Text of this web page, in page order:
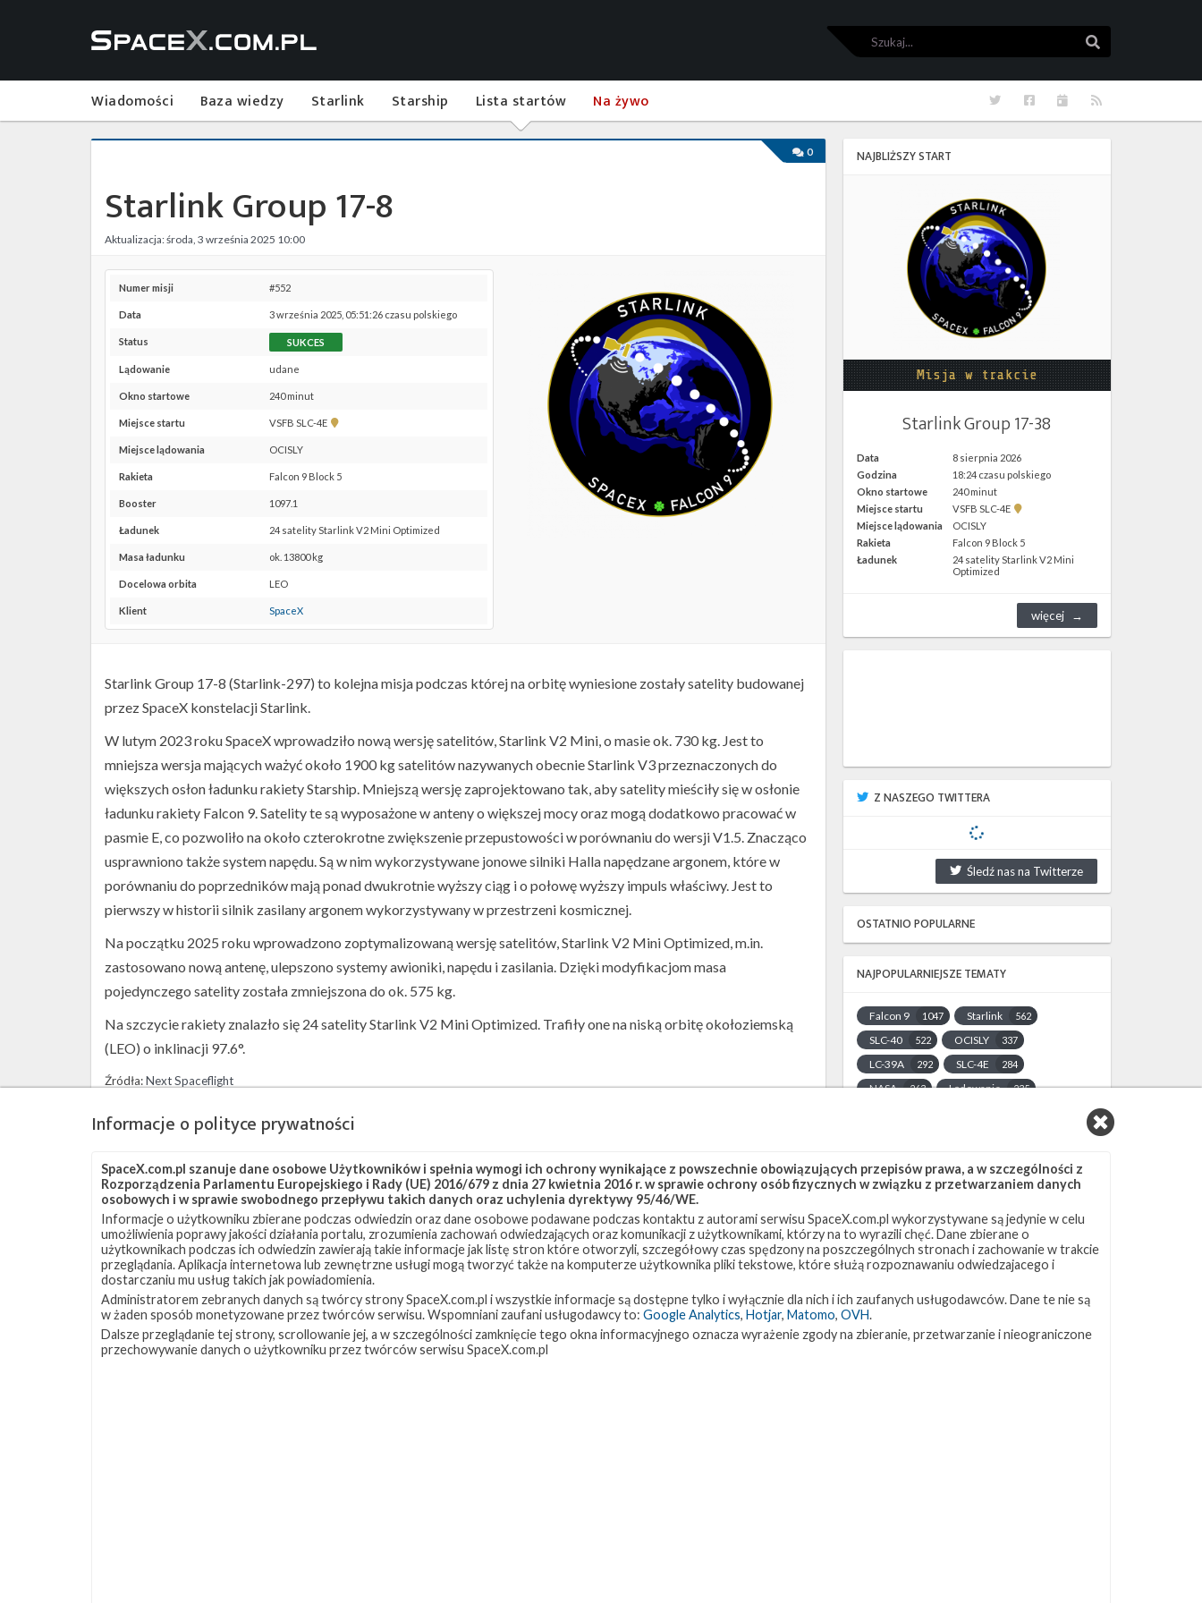
Szukaj
Wiadomości Baza wiedzy Starlink Starship Lista startów Na żywo RSS
Kalendarze
Facebook
Twitter
0
Starlink Group 17-8
Aktualizacja: środa, 3 września 2025 10:00
Numer misji #552
Data 3 września 2025, 05:51:26 czasu polskiego
Status SUKCES
Lądowanie udane
Okno startowe 240 minut
Miejsce startu VSFB SLC-4E
Pokaż
SLC-
Maps
Miejsce lądowania OCISLY
Rakieta Falcon 9 Block 5
Booster 1097.1
Ładunek 24 satelity Starlink V2 Mini Optimized
Masa ładunku ok. 13800 kg
Docelowa orbita LEO
Klient SpaceX
Starlink Group 17-8 (Starlink-297) to kolejna misja podczas której na orbitę wyniesione zostały satelity budowanej
przez SpaceX konstelacji Starlink.
W lutym 2023 roku SpaceX wprowadziło nową wersję satelitów, Starlink V2 Mini, o masie ok. 730 kg. Jest to
mniejsza wersja mających ważyć około 1900 kg satelitów nazywanych obecnie Starlink V3 przeznaczonych do
większych osłon ładunku rakiety Starship. Mniejszą wersję zaprojektowano tak, aby satelity mieściły się w osłonie
ładunku rakiety Falcon 9. Satelity te są wyposażone w anteny o większej mocy oraz mogą dodatkowo pracować w
pasmie E, co pozwoliło na około czterokrotne zwiększenie przepustowości w porównaniu do wersji V1.5. Znacząco
usprawniono także system napędu. Są w nim wykorzystywane jonowe silniki Halla napędzane argonem, które w
porównaniu do poprzedników mają ponad dwukrotnie wyższy ciąg i o połowę wyższy impuls właściwy. Jest to
pierwszy w historii silnik zasilany argonem wykorzystywany w przestrzeni kosmicznej.
Na początku 2025 roku wprowadzono zoptymalizowaną wersję satelitów, Starlink V2 Mini Optimized, m.in.
zastosowano nową antenę, ulepszono systemy awioniki, napędu i zasilania. Dzięki modyfikacjom masa
pojedynczego satelity została zmniejszona do ok. 575 kg.
Na szczycie rakiety znalazło się 24 satelity Starlink V2 Mini Optimized. Trafiły one na niską orbitę okołoziemską
(LEO) o inklinacji 97.6°.
Źródła:Next Spaceflight
Szukaj po tematach
NAJBLIŻSZY START
Misja w trakcie
Starlink Group 17-38
Data
8 sierpnia 2026
Godzina
18:24 czasu polskiego
Okno startowe
240 minut
Miejsce startu
VSFB SLC-4E
Pokaż
SLC-
4E w
Google
Miejsce lądowania
OCISLY
Rakieta
Falcon 9 Block 5
Ładunek
24 satelity Starlink V2 Mini
Optimized
więcej
Z NASZEGO TWITTERA
Śledź nas na Twitterze
OSTATNIO POPULARNE
NAJPOPULARNIEJSZE TEMATY
Falcon 9 1047 Starlink 562
SLC-40 522 OCISLY 337
LC-39A 292 SLC-4E 284
NASA 263 Lądowanie 235
Loty załogowe 95 ISS 93
ZAPRZYJAŹNIONE STRONY
Jak będzie w rakiecie? (grupa FB)
To Jakiś Kosmos!
Informacje o polityce prywatności
SpaceX.com.pl szanuje dane osobowe Użytkowników i spełnia wymogi ich ochrony wynikające z powszechnie obowiązujących przepisów prawa, a w szczególności z
Rozporządzenia Parlamentu Europejskiego i Rady (UE) 2016/679 z dnia 27 kwietnia 2016 r. w sprawie ochrony osób fizycznych w związku z przetwarzaniem danych
osobowych i w sprawie swobodnego przepływu takich danych oraz uchylenia dyrektywy 95/46/WE.
Informacje o użytkowniku zbierane podczas odwiedzin oraz dane osobowe podawane podczas kontaktu z autorami serwisu SpaceX.com.pl wykorzystywane są jedynie w celu
umożliwienia poprawy jakości działania portalu, zrozumienia zachowań odwiedzających oraz komunikacji z użytkownikami, którzy na to wyrazili chęć. Dane zbierane o
użytkownikach podczas ich odwiedzin zawierają takie informacje jak listę stron które otworzyli, szczegółowy czas spędzony na poszczególnych stronach i zachowanie w trakcie
przeglądania. Aplikacja internetowa lub zewnętrzne usługi mogą tworzyć także na komputerze użytkownika pliki tekstowe, które służą rozpoznawaniu odwiedzajacego i
dostarczaniu mu usług takich jak powiadomienia.
Administratorem zebranych danych są twórcy strony SpaceX.com.pl i wszystkie informacje są dostępne tylko i wyłącznie dla nich i ich zaufanych usługodawców. Dane te nie są
w żaden sposób monetyzowane przez twórców serwisu. Wspomniani zaufani usługodawcy to: Google Analytics, Hotjar, Matomo, OVH.
Dalsze przeglądanie tej strony, scrollowanie jej, a w szczególności zamknięcie tego okna informacyjnego oznacza wyrażenie zgody na zbieranie, przetwarzanie i nieograniczone
przechowywanie danych o użytkowniku przez twórców serwisu SpaceX.com.pl